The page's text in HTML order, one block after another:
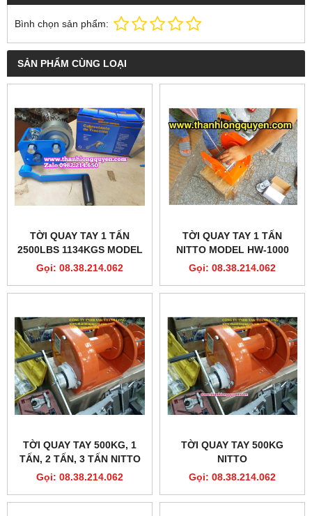
Bình chọn sản phẩm:
SẢN PHẨM CÙNG LOẠI
TỜI QUAY TAY 1 TẤN
2500LBS 1134KGS MODEL
HW2500 CHẤT LƯỢNG
Gọi: 08.38.214.062
TỜI QUAY TAY 1 TẤN
NITTO MODEL HW-1000
Gọi: 08.38.214.062
TỜI QUAY TAY 500KG, 1
TẤN, 2 TẤN, 3 TẤN NITTO
Gọi: 08.38.214.062
TỜI QUAY TAY 500KG
NITTO
Gọi: 08.38.214.062